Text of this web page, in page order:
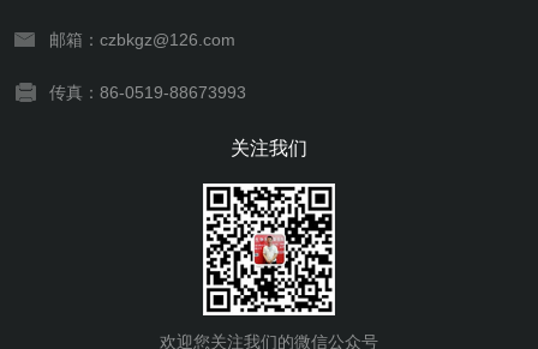
邮箱：czbkgz@126.com
传真：86-0519-88673993
关注我们
欢迎您关注我们的微信公众号